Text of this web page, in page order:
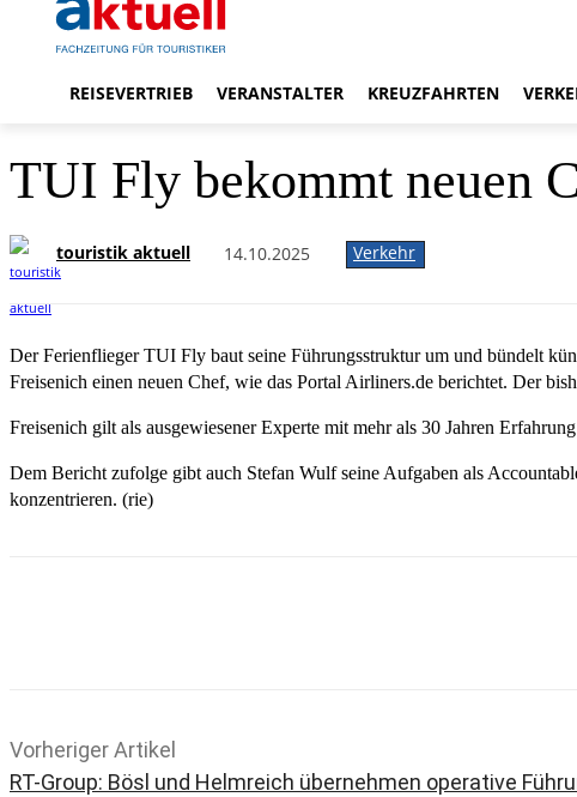
REISEVERTRIEB VERANSTALTER KREUZFAHRTEN
TUI Fly bekommt neuen
touristik aktuell 14.10.2025 Verkehr
Der Ferienflieger TUI Fly baut seine Führungsstruktur um und bündelt
Freisenich einen neuen Chef, wie das Portal Airliners.de berichtet. Der
Freisenich gilt als ausgewiesener Experte mit mehr als 30 Jahren
Dem Bericht zufolge gibt auch Stefan Wulf seine Aufgaben als
konzentrieren. (rie)
Vorheriger Artikel
RT-Group: Bösl und Helmreich übernehmen operative